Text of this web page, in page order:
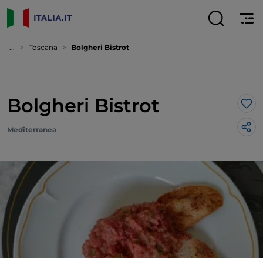
... Toscana Bolgheri Bistrot
Bolgheri Bistrot
Mediterranea